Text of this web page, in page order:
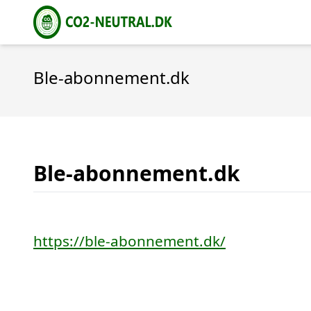
Ble-abonnement.dk
Ble-abonnement.dk
https://ble-abonnement.dk/